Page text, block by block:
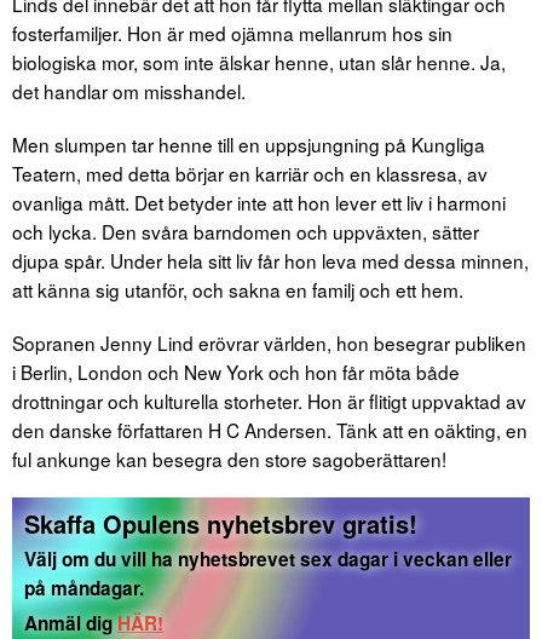
fosterfamiljer. Hon är med ojämna mellanrum hos sin
biologiska mor, som inte älskar henne, utan slår henne. Ja,
det handlar om misshandel.
Men slumpen tar henne till en uppsjungning på Kungliga
Teatern, med detta börjar en karriär och en klassresa, av
ovanliga mått. Det betyder inte att hon lever ett liv i harmoni
och lycka. Den svåra barndomen och uppväxten, sätter
djupa spår. Under hela sitt liv får hon leva med dessa minnen,
att känna sig utanför, och sakna en familj och ett hem.
Sopranen Jenny Lind erövrar världen, hon besegrar publiken
i Berlin, London och New York och hon får möta både
drottningar och kulturella storheter. Hon är flitigt uppvaktad av
den danske författaren H C Andersen. Tänk att en oäkting, en
ful ankunge kan besegra den store sagoberättaren!
Skaffa Opulens nyhetsbrev gratis!
Välj om du vill ha nyhetsbrevet sex dagar i veckan eller
på måndagar.
Anmäl digHÄR!